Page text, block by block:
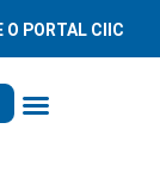
O PORTAL CIIC